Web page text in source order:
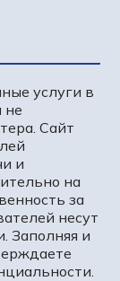
услуги в
не
Сайт
и
на
за
несут
Заполняя и